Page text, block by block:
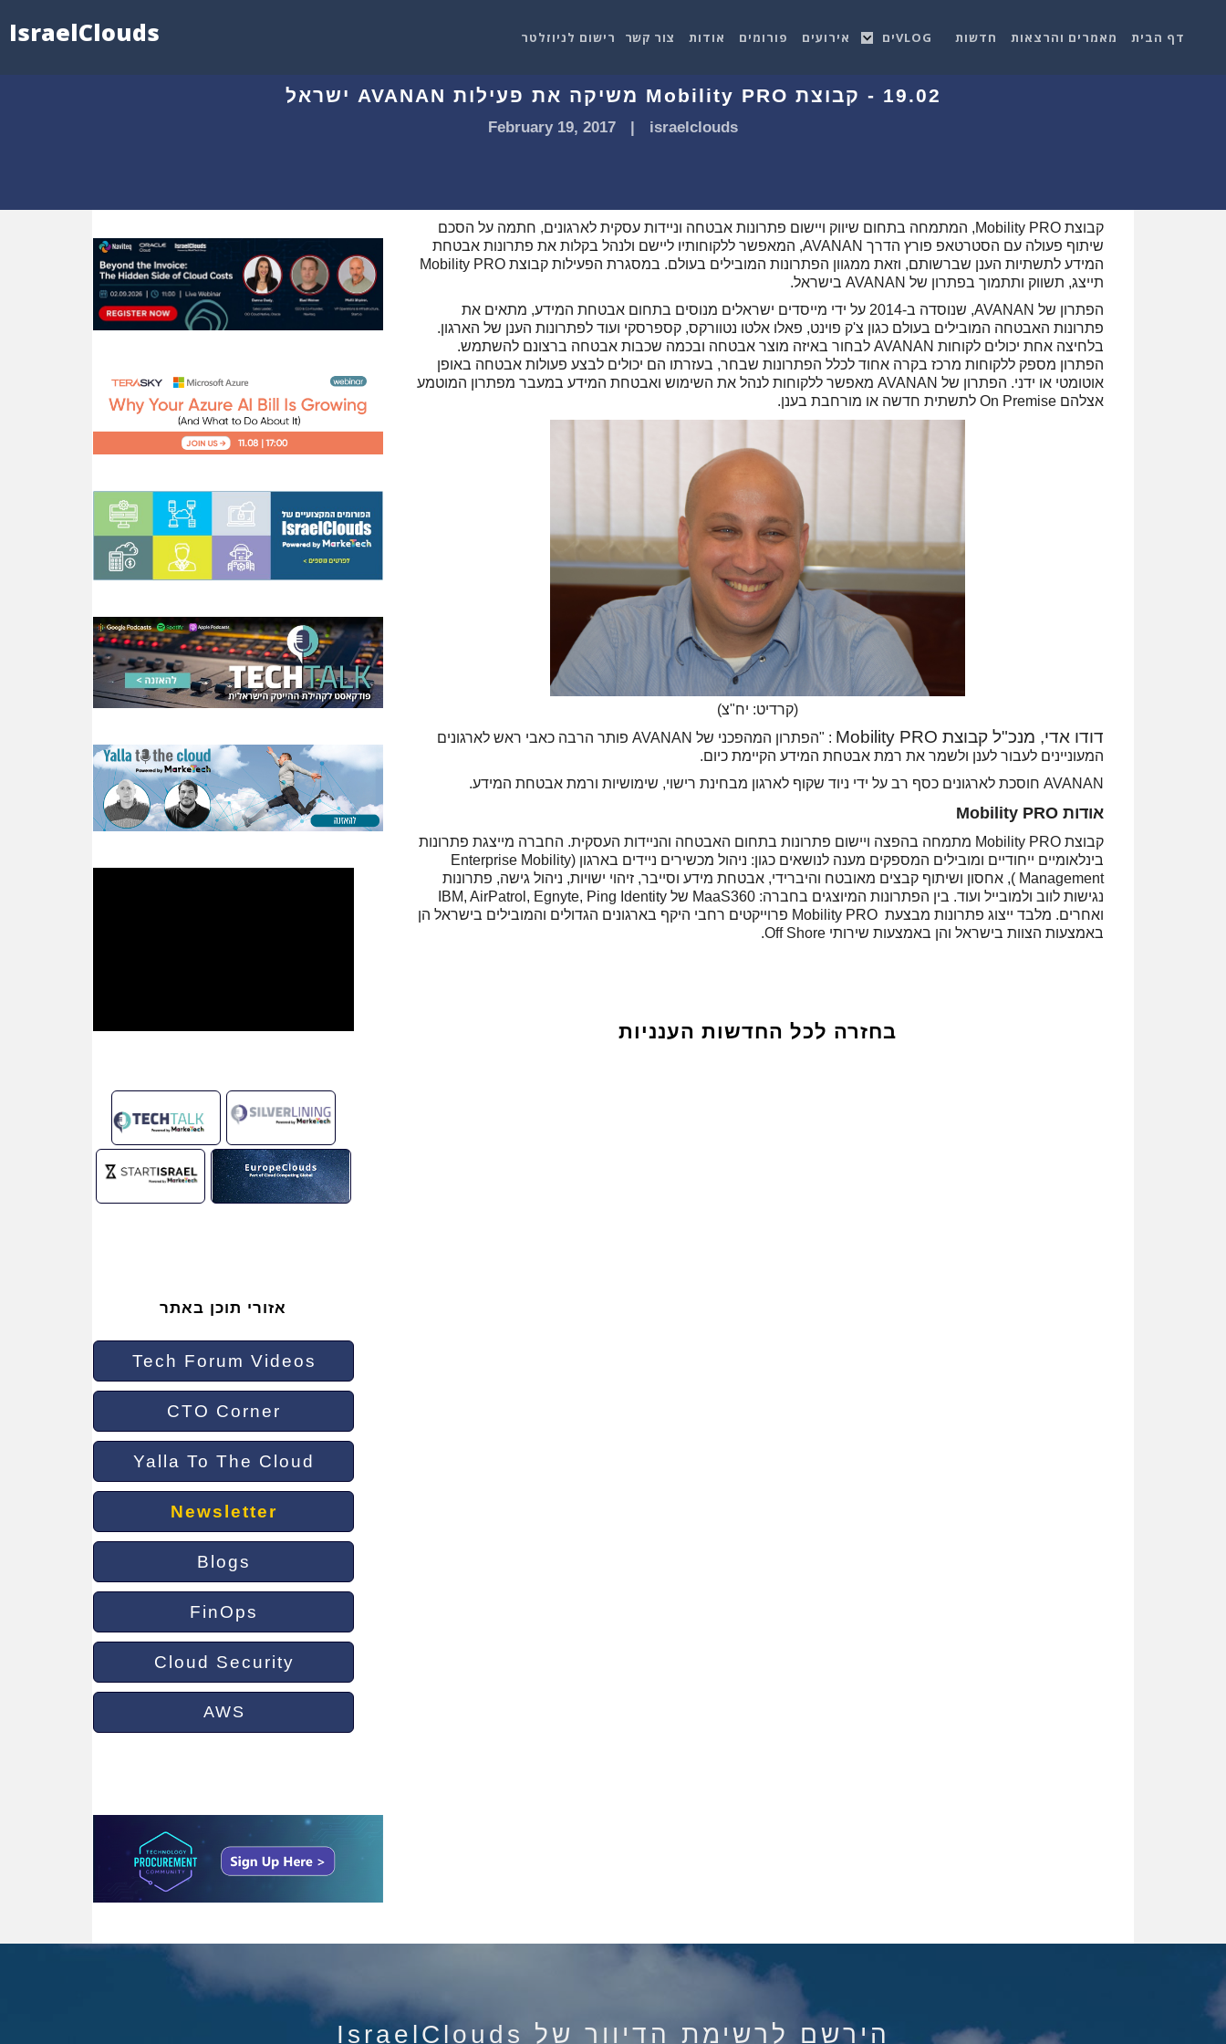
IsraelClouds דף הבית מאמרים והרצאות חדשות VLOGים אירועים פורומים אודות צור קשר רישום לניוזלטר
19.02 - קבוצת Mobility PRO משיקה את פעילות AVANAN ישראל
israelclouds
|
February 19, 2017
אזורי תוכן באתר
Tech Forum Videos
CTO Corner
Yalla To The Cloud
Newsletter
Blogs
FinOps
Cloud Security
AWS
קבוצת Mobility PRO, המתמחה בתחום שיווק ויישום פתרונות אבטחה וניידות עסקית לארגונים, חתמה על הסכם
שיתוף פעולה עם הסטרטאפ פורץ הדרך AVANAN, המאפשר ללקוחותיו ליישם ולנהל בקלות את פתרונות אבטחת
המידע לתשתיות הענן שברשותם, וזאת ממגוון הפתרונות המובילים בעולם. במסגרת הפעילות קבוצת Mobility PRO
תייצג, תשווק ותתמוך בפתרון של AVANAN בישראל.
הפתרון של AVANAN, שנוסדה ב-2014 על ידי מייסדים ישראלים מנוסים בתחום אבטחת המידע, מתאים את
פתרונות האבטחה המובילים בעולם כגון צ'ק פוינט, פאלו אלטו נטוורקס, קספרסקי ועוד לפתרונות הענן של הארגון.
בלחיצה אחת יכולים לקוחות AVANAN לבחור באיזה מוצר אבטחה ובכמה שכבות אבטחה ברצונם להשתמש.
הפתרון מספק ללקוחות מרכז בקרה אחוד לכלל הפתרונות שבחר, בעזרתו הם יכולים לבצע פעולות אבטחה באופן
אוטומטי או ידני. הפתרון של AVANAN מאפשר ללקוחות לנהל את השימוש ואבטחת המידע במעבר מפתרון המוטמע
אצלהם On Premise לתשתית חדשה או מורחבת בענן.
(קרדיט: יח"צ)
דודו אדי, מנכ"ל קבוצת Mobility PRO
: "הפתרון המהפכני של AVANAN פותר הרבה כאבי ראש לארגונים
המעוניינים לעבור לענן ולשמר את רמת אבטחת המידע הקיימת כיום.
AVANAN חוסכת לארגונים כסף רב על ידי ניוד שקוף לארגון מבחינת רישוי, שימושיות ורמת אבטחת המידע.
אודות Mobility PRO
קבוצת Mobility PRO מתמחה בהפצה ויישום פתרונות בתחום האבטחה והניידות העסקית. החברה מייצגת פתרונות
בינלאומיים ייחודיים ומובילים המספקים מענה לנושאים כגון: ניהול מכשירים ניידים בארגון (Enterprise Mobility
Management ), אחסון ושיתוף קבצים מאובטח והיברידי, אבטחת מידע וסייבר, זיהוי ישויות, ניהול גישה, פתרונות
נגישות לווב ולמובייל ועוד. בין הפתרונות המיוצגים בחברה: MaaS360 של IBM, AirPatrol, Egnyte, Ping Identity
ואחרים. מלבד ייצוג פתרונות מבצעת Mobility PRO פרוייקטים רחבי היקף בארגונים הגדולים והמובילים בישראל הן
באמצעות הצוות בישראל והן באמצעות שירותי Off Shore.
בחזרה לכל החדשות הענניות
הירשם לרשימת הדיוור של IsraelClouds